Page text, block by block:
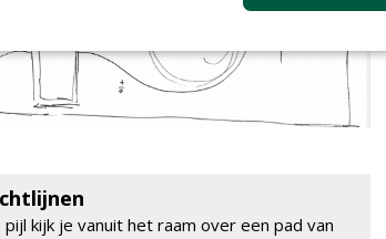
kijk je vanuit het raam over een pad van